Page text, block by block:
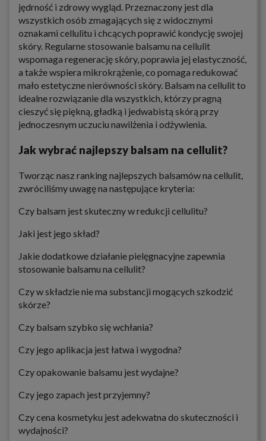
jędrność i zdrowy wygląd. Przeznaczony jest dla
wszystkich osób zmagających się z widocznymi
oznakami cellulitu i chcących poprawić kondycję swojej
skóry. Regularne stosowanie balsamu na cellulit
wspomaga regenerację skóry, poprawia jej elastyczność,
a także wspiera mikrokrążenie, co pomaga redukować
mało estetyczne nierówności skóry. Balsam na cellulit to
idealne rozwiązanie dla wszystkich, którzy pragną
cieszyć się piękną, gładką i jedwabistą skórą przy
jednoczesnym uczuciu nawilżenia i odżywienia.
Jak wybrać najlepszy balsam na cellulit?
Tworząc nasz ranking najlepszych balsamów na cellulit,
zwróciliśmy uwagę na następujące kryteria:
Czy balsam jest skuteczny w redukcji cellulitu?
Jaki jest jego skład?
Jakie dodatkowe działanie pielęgnacyjne zapewnia
stosowanie balsamu na cellulit?
Czy w składzie nie ma substancji mogących szkodzić
skórze?
Czy balsam szybko się wchłania?
Czy jego aplikacja jest łatwa i wygodna?
Czy opakowanie balsamu jest wydajne?
Czy jego zapach jest przyjemny?
Czy cena kosmetyku jest adekwatna do skuteczności i
wydajności?